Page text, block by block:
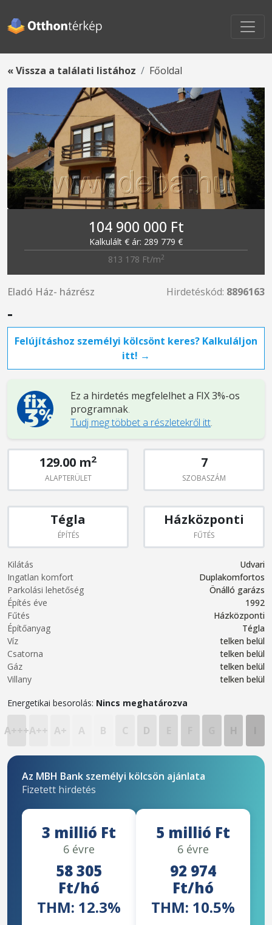
« Vissza a találati listához Főoldal
104 900 000 Ft
Kalkulált € ár: 289 779 €
813 178 Ft/m2
Eladó Ház- házrész Hirdetéskód: 8896163
-
Felújításhoz személyi kölcsönt keres? Kalkuláljon
itt! →
Ez a hirdetés megfelelhet a FIX 3%-os
programnak.
Tudj meg többet a részletekről itt.
129.00 m2
ALAPTERÜLET
7
SZOBASZÁM
Tégla
ÉPÍTÉS
Házközponti
FŰTÉS
Kilátás
Udvari
Ingatlan komfort
Duplakomfortos
Parkolási lehetőség
Önálló garázs
Építés éve
1992
Fűtés
Házközponti
Építőanyag
Tégla
Víz
telken belül
Csatorna
telken belül
Gáz
telken belül
Villany
telken belül
Energetikai besorolás: Nincs meghatározva
A+++A++ A+ A B C D
Az MBH Bank személyi kölcsön ajánlata
Fizetett hirdetés
3 millió Ft
6 évre
58 305
Ft/hó
THM: 12.3%
5 millió Ft
6 évre
92 974
Ft/hó
THM: 10.5%